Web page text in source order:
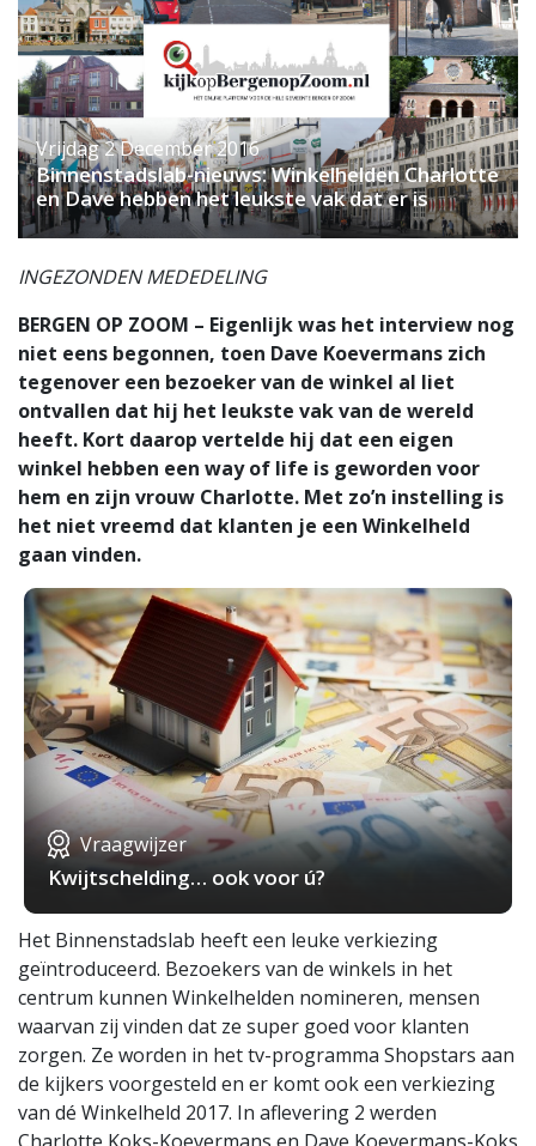
Vrijdag 2 December 2016
Binnenstadslab-nieuws: Winkelhelden Charlotte
en Dave hebben het leukste vak dat er is
INGEZONDEN MEDEDELING
BERGEN OP ZOOM – Eigenlijk was het interview nog
niet eens begonnen, toen Dave Koevermans zich
tegenover een bezoeker van de winkel al liet
ontvallen dat hij het leukste vak van de wereld
heeft. Kort daarop vertelde hij dat een eigen
winkel hebben een way of life is geworden voor
hem en zijn vrouw Charlotte. Met zo’n instelling is
het niet vreemd dat klanten je een Winkelheld
gaan vinden.
Vraagwijzer
Kwijtschelding… ook voor ú?
Het Binnenstadslab heeft een leuke verkiezing
geïntroduceerd. Bezoekers van de winkels in het
centrum kunnen Winkelhelden nomineren, mensen
waarvan zij vinden dat ze super goed voor klanten
zorgen. Ze worden in het tv-programma Shopstars aan
de kijkers voorgesteld en er komt ook een verkiezing
van dé Winkelheld 2017. In aflevering 2 werden